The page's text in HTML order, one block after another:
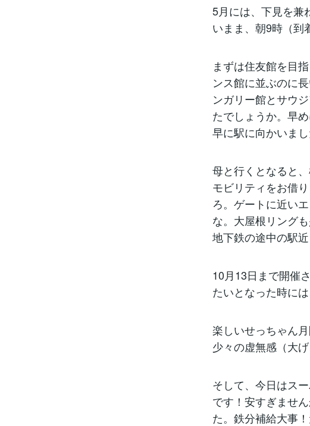
5月には、下見を兼
いまま、朝9時（到
まずは住友館を目
ンス館に並ぶのに
ンガリー館とサウ
たでしょうか。早
早に駅に向かいま
母と行くとなると
モビリティをお借
ろ。ゲートに近い
な。大屋根リング
地下鉄の途中の駅
10月13日まで開催
たいとなった時に
楽しいせっちゃん
少々の虚無感（大
そして、今日はス
です！安すぎませ
た。鉄分補給大事